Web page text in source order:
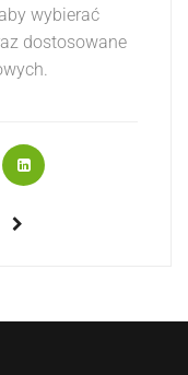
wybierać
dostosowane